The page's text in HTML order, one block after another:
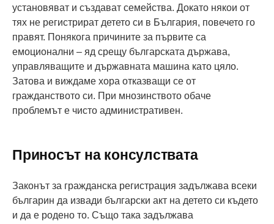
установяват и създават семейства. Докато някои от
тях не регистрират детето си в България, повечето го
правят. Понякога причините за първите са
емоционални – яд срещу българската държава,
управляващите и държавната машина като цяло.
Затова и виждаме хора отказващи се от
гражданството си. При мнозинството обаче
проблемът е чисто административен.
Приносът на консулствата
Законът за гражданска регистрация задължава всеки
българин да извади български акт на детето си където
и да е родено то. Също така задължава